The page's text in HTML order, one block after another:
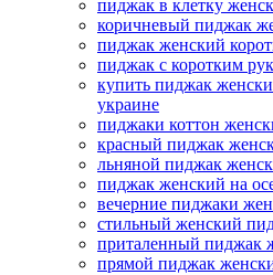
пиджак в клетку
коричневый пиджак
пиджак женский
пиджак с коротким
купить пиджак
украине
пиджаки коттон
красный пиджак
льняной пиджак
пиджак женский на
вечерние пиджаки
стильный женский
приталенный пиджак
прямой пиджак